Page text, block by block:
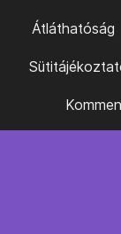
Átláthatóság